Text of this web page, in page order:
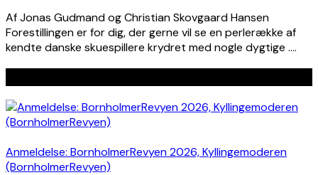
Af Jonas Gudmand og Christian Skovgaard Hansen
Forestillingen er for dig, der gerne vil se en perlerække af
kendte danske skuespillere krydret med nogle dygtige ….
Anmeldelse: BornholmerRevyen 2026, Kyllingemoderen
(BornholmerRevyen)